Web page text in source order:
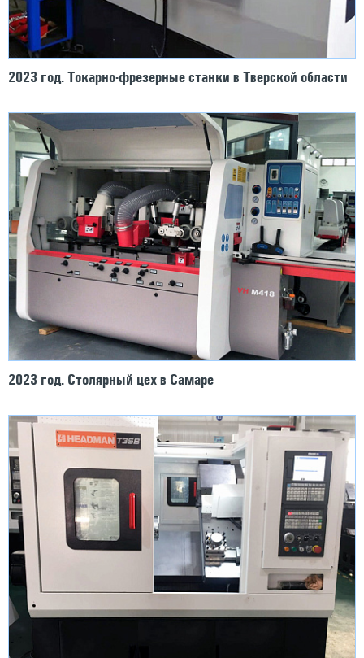
2023 год. Токарно-фрезерные станки в Тверской области
2023 год. Столярный цех в Самаре